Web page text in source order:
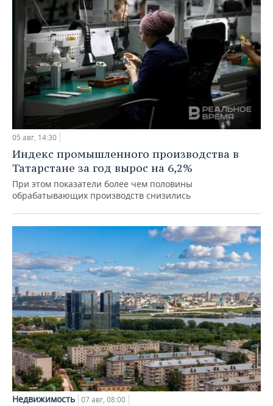
05 авг, 14:30
Индекс промышленного производства в
Татарстане за год вырос на 6,2%
При этом показатели более чем половины
обрабатывающих производств снизились
Недвижимость 07 авг, 08:00